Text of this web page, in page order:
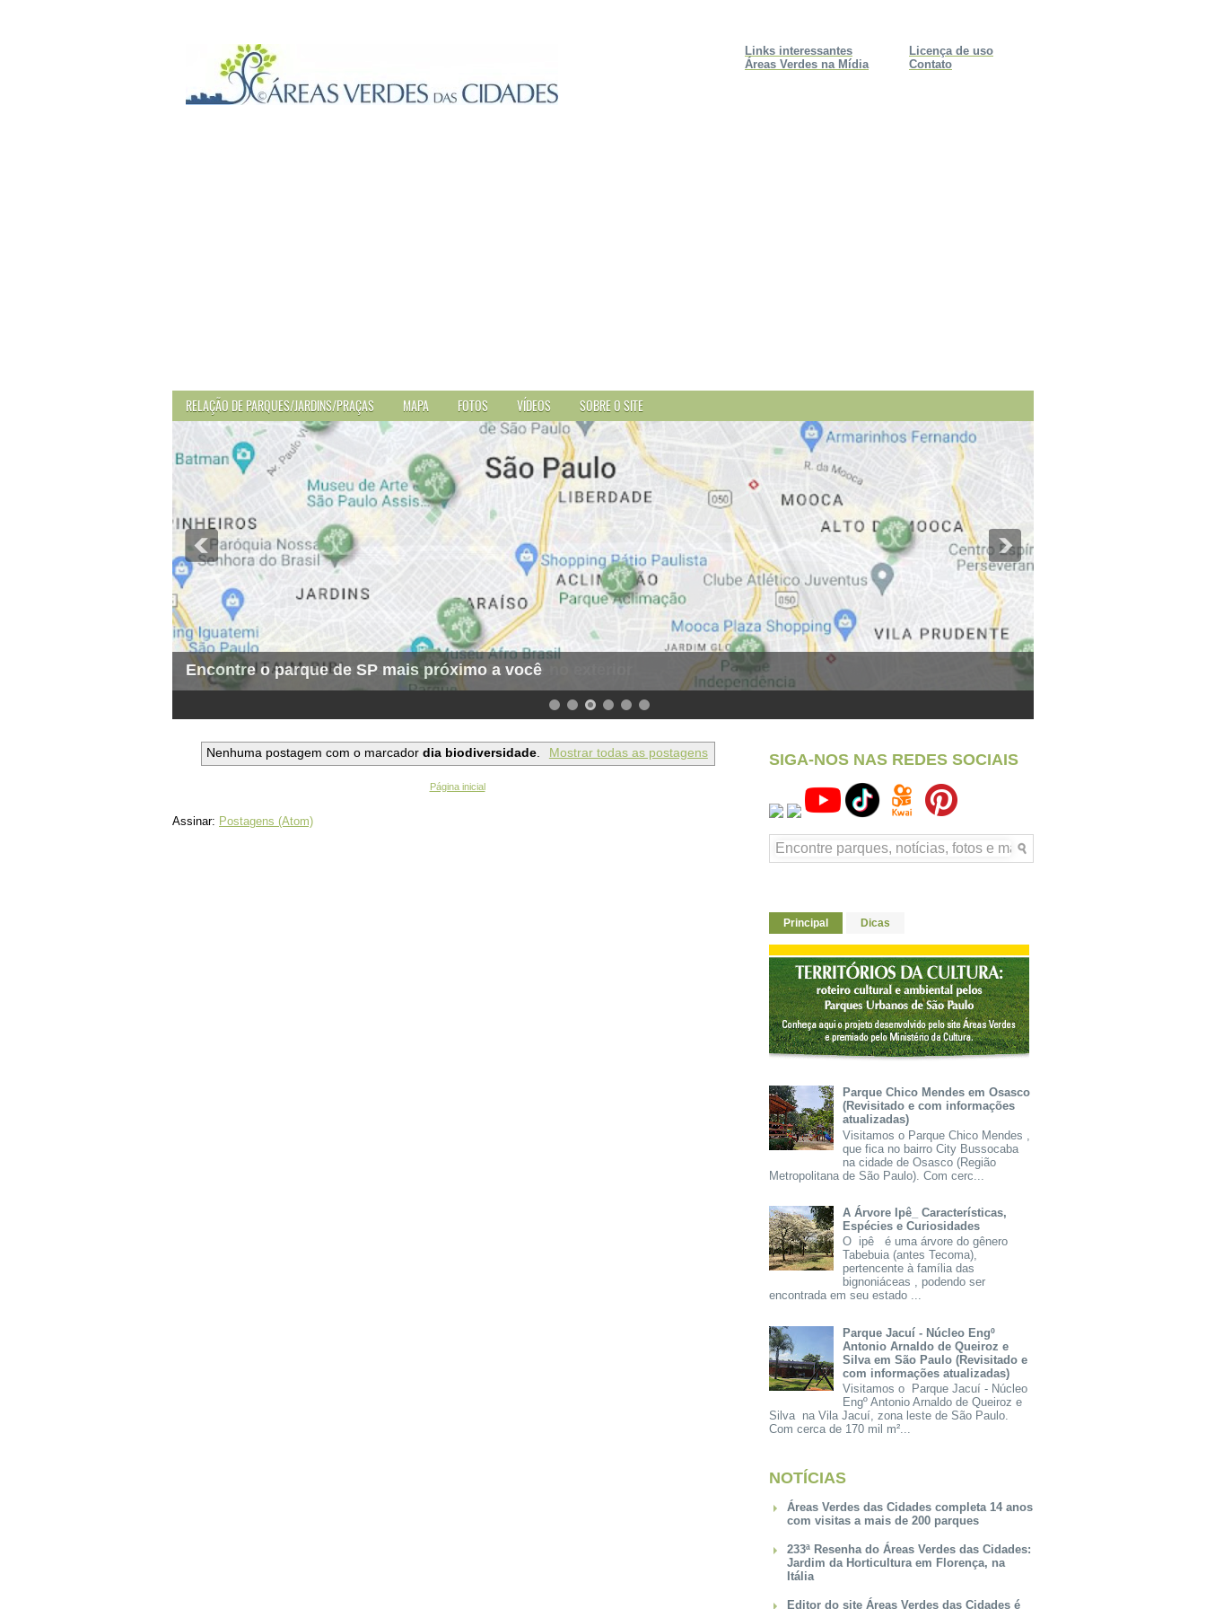
Licença de uso
Contato
Links interessantes
Áreas Verdes na Mídia
RELAÇÃO DE PARQUES/JARDINS/PRAÇAS MAPA FOTOS VÍDEOS SOBRE O SITE
Encontre o parque de SP mais próximo a você
Nenhuma postagem com o marcadordia biodiversidade. Mostrar todas as postagens
Página inicial
Assinar: Postagens (Atom)
SIGA-NOS NAS REDES SOCIAIS
Principal Dicas
Parque Chico Mendes em Osasco
(Revisitado e com informações
atualizadas)
Visitamos o Parque Chico Mendes ,
que fica no bairro City Bussocaba
na cidade de Osasco (Região
Metropolitana de São Paulo). Com cerc...
A Árvore Ipê_ Características,
Espécies e Curiosidades
O ipê é uma árvore do gênero
Tabebuia (antes Tecoma),
pertencente à família das
bignoniáceas , podendo ser
encontrada em seu estado ...
Parque Jacuí - Núcleo Engº
Antonio Arnaldo de Queiroz e
Silva em São Paulo (Revisitado e
com informações atualizadas)
Visitamos o Parque Jacuí - Núcleo
Engº Antonio Arnaldo de Queiroz e
Silva na Vila Jacuí, zona leste de São Paulo.
Com cerca de 170 mil m²...
NOTÍCIAS
Áreas Verdes das Cidades completa 14 anos
com visitas a mais de 200 parques
233ª Resenha do Áreas Verdes das Cidades:
Jardim da Horticultura em Florença, na
Itália
Editor do site Áreas Verdes das Cidades é